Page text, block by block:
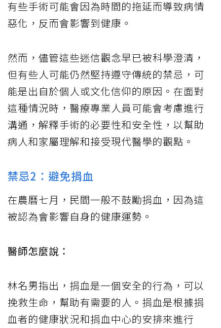
有些手術可能會因為時間的拖延而導致病情
惡化，反而會影響到健康。
然而，儘管這些迷信觀念早已被科學澄清，
但有些人可能仍然堅持遵守傳統的禁忌，可
能是出自於個人或文化信仰的原因。在面對
這種情況時，醫療專業人員可能會考慮進行
溝通，解釋手術的必要性和安全性，以幫助
病人和家屬理解和接受現代醫學的觀點。
禁忌2：避免捐血
在農曆七月，民間一般不鼓勵捐血，因為這
被認為會影響自身的健康運勢。
醫師怎麼說：
林名男指出，捐血是一個安全的行為，可以
挽救生命，幫助有需要的人。捐血是根據捐
血者的健康狀況和捐血中心的安排來進行